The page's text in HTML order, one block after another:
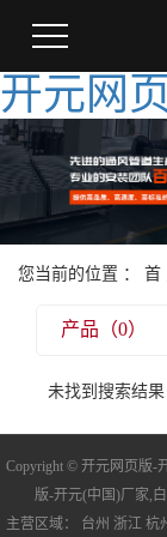
开元网
您当前的位置 ： 首
产品（0）
未找到搜索结果
Copyright © 开元网页版-
版-开元(中国)厂家,
主营区域： 台州 浙江 杭